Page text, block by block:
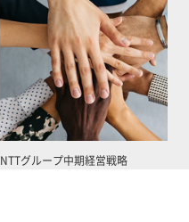
NTTグループ中期経営戦略